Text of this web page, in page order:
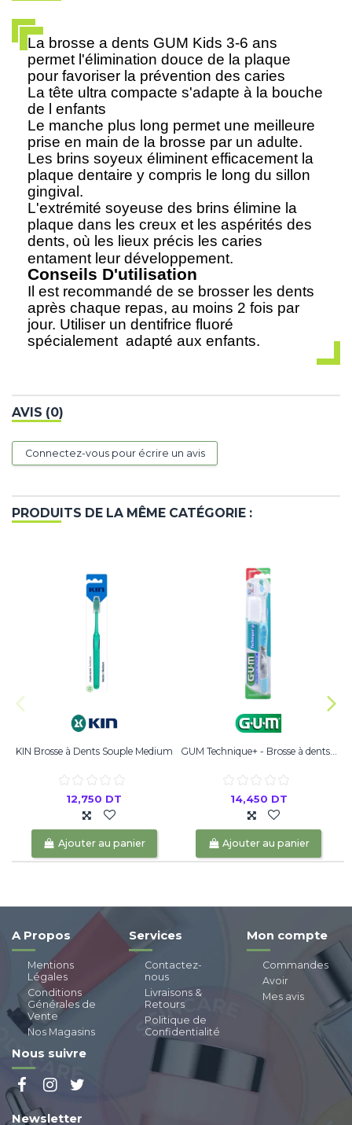
La brosse a dents GUM Kids 3-6 ans
permet l'élimination douce de la plaque
pour favoriser la prévention des caries
La tête ultra compacte s'adapte à la bouche
de l enfants
Le manche plus long permet une meilleure
prise en main de la brosse par un adulte.
Les brins soyeux éliminent efficacement la
plaque dentaire y compris le long du sillon
gingival.
L'extrémité soyeuse des brins élimine la
plaque dans les creux et les aspérités des
dents, où les lieux précis les caries
entament leur développement.
Conseils D'utilisation
Il est recommandé de se brosser les dents
après chaque repas, au moins 2 fois par
jour. Utiliser un dentifrice fluoré
spécialement adapté aux enfants.
AVIS (0)
Connectez-vous pour écrire un avis
PRODUITS DE LA MÊME CATÉGORIE :
KIN Brosse à Dents Souple Medium
12,750 DT
Ajouter au panier
GUM Technique+ - Brosse à dents...
14,450 DT
Ajouter au panier
A Propos
Mentions
Légales
Conditions
Générales de
Vente
Nos Magasins
Services
Contactez-
nous
Livraisons &
Retours
Politique de
Confidentialité
Mon compte
Commandes
Avoir
Mes avis
Nous suivre
Newsletter